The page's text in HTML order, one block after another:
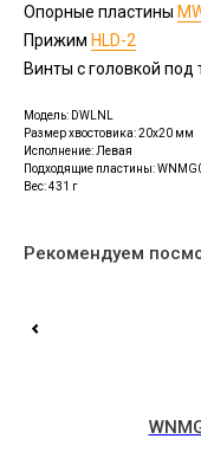
Опорные пластины
Прижим HLD-2
Винты с головкой
Модель: DWLNL
Размер хвостовика: 20x20 мм
Исполнение: Левая
Подходящие пластины:
Вес: 431 г
Рекомендуем